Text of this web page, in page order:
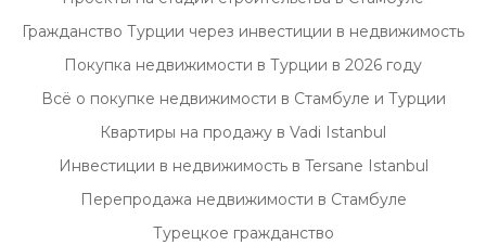
Гражданство Турции через инвестиции в недвижимость
Покупка недвижимости в Турции в 2026 году
Всё о покупке недвижимости в Стамбуле и Турции
Квартиры на продажу в Vadi Istanbul
Инвестиции в недвижимость в Tersane Istanbul
Перепродажа недвижимости в Стамбуле
Турецкое гражданство